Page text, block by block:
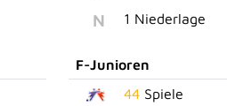
N 1 Niederlage
F-Junioren
44Spiele